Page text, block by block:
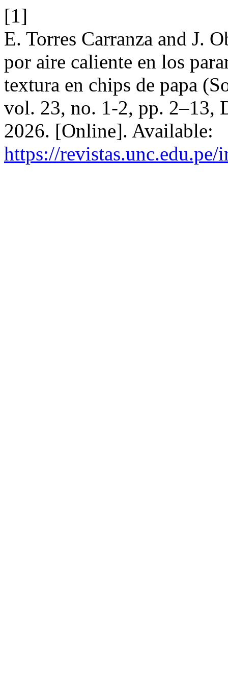
[1]
E. Torres Carranza and J.
por aire caliente en los
textura en chips de papa
vol. 23, no. 1-2, pp. 2–13,
2026. [Online]. Available:
https://